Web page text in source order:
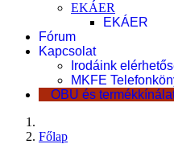
EKÁER
EKÁER
Fórum
Kapcsolat
Irodáink
MKFE
OBU és
Főlap